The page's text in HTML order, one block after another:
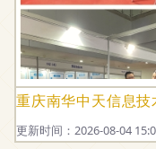
重庆南华中天信息
更新时间：2026-08-04